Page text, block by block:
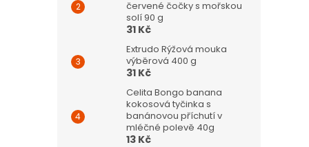
červené čočky s mořskou
solí 90 g
31 Kč
Extrudo Rýžová mouka
výběrová 400 g
31 Kč
Celita Bongo banana
kokosová tyčinka s
banánovou příchutí v
mléčné polevě 40g
13 Kč